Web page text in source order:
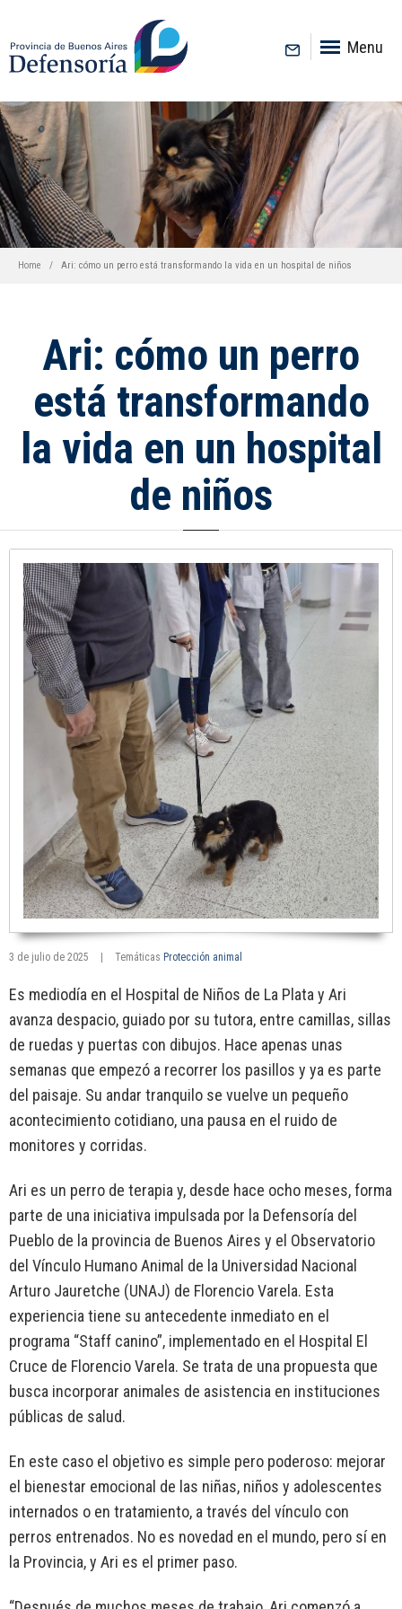
Menu
Home Ari: cómo un perro está transformando la vida en un hospital de niños
Ari: cómo un perro
está transformando
la vida en un hospital
de niños
3 de julio de 2025 Temáticas Protección animal
Es mediodía en el Hospital de Niños de La Plata y Ari
avanza despacio, guiado por su tutora, entre camillas, sillas
de ruedas y puertas con dibujos. Hace apenas unas
semanas que empezó a recorrer los pasillos y ya es parte
del paisaje. Su andar tranquilo se vuelve un pequeño
acontecimiento cotidiano, una pausa en el ruido de
monitores y corridas.
Ari es un perro de terapia y, desde hace ocho meses, forma
parte de una iniciativa impulsada por la Defensoría del
Pueblo de la provincia de Buenos Aires y el Observatorio
del Vínculo Humano Animal de la Universidad Nacional
Arturo Jauretche (UNAJ) de Florencio Varela. Esta
experiencia tiene su antecedente inmediato en el
programa “Staff canino”, implementado en el Hospital El
Cruce de Florencio Varela. Se trata de una propuesta que
busca incorporar animales de asistencia en instituciones
públicas de salud.
En este caso el objetivo es simple pero poderoso: mejorar
el bienestar emocional de las niñas, niños y adolescentes
internados o en tratamiento, a través del vínculo con
perros entrenados. No es novedad en el mundo, pero sí en
la Provincia, y Ari es el primer paso.